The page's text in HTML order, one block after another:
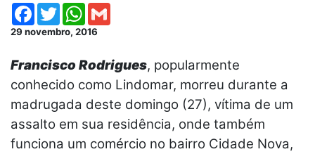
Facebook
TwitterWhatsApp
29 novembro, 2016
Francisco Rodrigues, popularmente
conhecido como Lindomar, morreu durante a
madrugada deste domingo (27), vítima de um
assalto em sua residência, onde também
funciona um comércio no bairro Cidade Nova,